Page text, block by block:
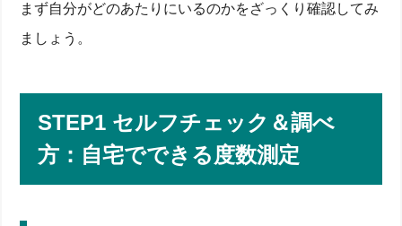
まず自分がどのあたりにいるのかをざっくり確認してみ
ましょう。
STEP1 セルフチェック＆調べ
方：自宅でできる度数測定